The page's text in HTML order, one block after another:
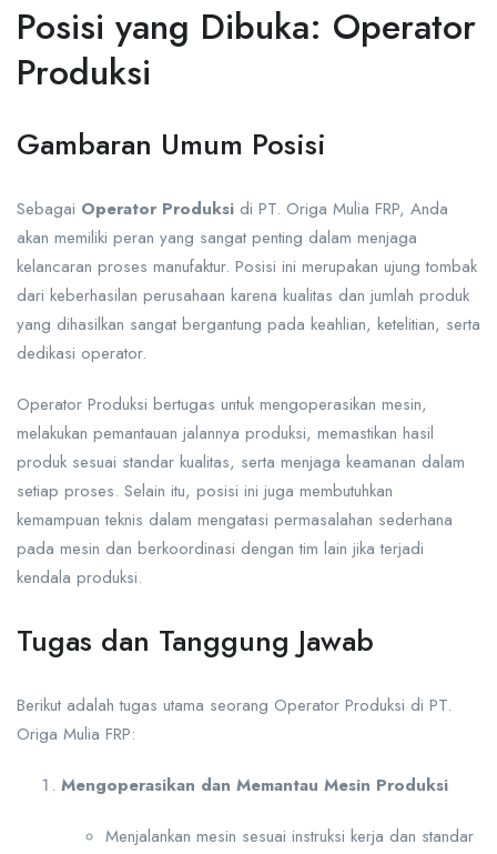
Posisi yang Dibuka: Operator
Produksi
Gambaran Umum Posisi
Sebagai Operator Produksi di PT. Origa Mulia FRP, Anda
akan memiliki peran yang sangat penting dalam menjaga
kelancaran proses manufaktur. Posisi ini merupakan ujung tombak
dari keberhasilan perusahaan karena kualitas dan jumlah produk
yang dihasilkan sangat bergantung pada keahlian, ketelitian, serta
dedikasi operator.
Operator Produksi bertugas untuk mengoperasikan mesin,
melakukan pemantauan jalannya produksi, memastikan hasil
produk sesuai standar kualitas, serta menjaga keamanan dalam
setiap proses. Selain itu, posisi ini juga membutuhkan
kemampuan teknis dalam mengatasi permasalahan sederhana
pada mesin dan berkoordinasi dengan tim lain jika terjadi
kendala produksi.
Tugas dan Tanggung Jawab
Berikut adalah tugas utama seorang Operator Produksi di PT.
Origa Mulia FRP:
Mengoperasikan dan Memantau Mesin Produksi
Menjalankan mesin sesuai instruksi kerja dan standar